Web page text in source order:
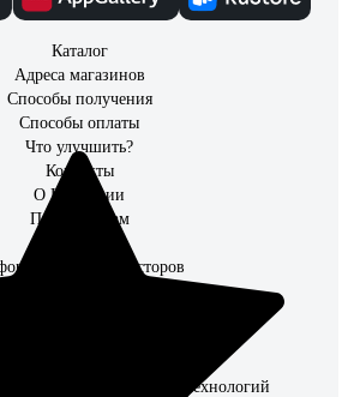
Каталог
Адреса магазинов
Способы получения
Способы оплаты
Что улучшить?
Контакты
О Компании
Поставщикам
для инвесторов
рекомендательных технологий